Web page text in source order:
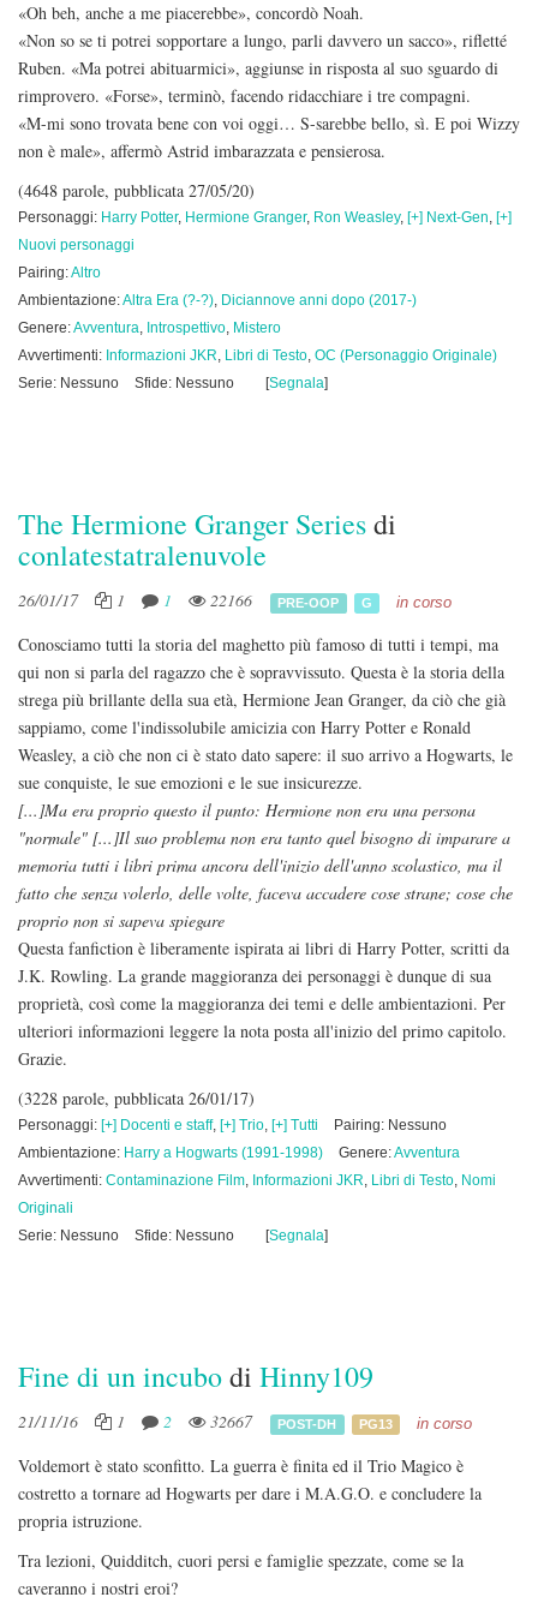
«Oh beh, anche a me piacerebbe», concordò Noah.
«Non so se ti potrei sopportare a lungo, parli davvero un sacco», rifletté
Ruben. «Ma potrei abituarmici», aggiunse in risposta al suo sguardo di
rimprovero. «Forse», terminò, facendo ridacchiare i tre compagni.
«M-mi sono trovata bene con voi oggi… S-sarebbe bello, sì. E poi Wizzy
non è male», affermò Astrid imbarazzata e pensierosa.
(4648 parole, pubblicata 27/05/20)
Personaggi: Harry Potter, Hermione Granger, Ron Weasley, [+] Next-Gen, [+]
Nuovi personaggi
Pairing:Altro
Ambientazione:Altra Era (?-?), Diciannove anni dopo (2017-)
Genere:Avventura, Introspettivo, Mistero
Avvertimenti: Informazioni JKR, Libri di Testo, OC (Personaggio Originale)
Serie: Nessuno
Sfide: Nessuno [Segnala]
The Hermione Granger Seriesdi
conlatestatralenuvole
26/01/17 1 1 22166 PRE-OOP G in corso
Conosciamo tutti la storia del maghetto più famoso di tutti i tempi, ma
qui non si parla del ragazzo che è sopravvissuto. Questa è la storia della
strega più brillante della sua età, Hermione Jean Granger, da ciò che già
sappiamo, come l'indissolubile amicizia con Harry Potter e Ronald
Weasley, a ciò che non ci è stato dato sapere: il suo arrivo a Hogwarts, le
sue conquiste, le sue emozioni e le sue insicurezze.
[...]Ma era proprio questo il punto: Hermione non era una persona
"normale" [...]Il suo problema non era tanto quel bisogno di imparare a
memoria tutti i libri prima ancora dell'inizio dell'anno scolastico, ma il
fatto che senza volerlo, delle volte, faceva accadere cose strane; cose che
proprio non si sapeva spiegare
Questa fanfiction è liberamente ispirata ai libri di Harry Potter, scritti da
J.K. Rowling. La grande maggioranza dei personaggi è dunque di sua
proprietà, così come la maggioranza dei temi e delle ambientazioni. Per
ulteriori informazioni leggere la nota posta all'inizio del primo capitolo.
Grazie.
(3228 parole, pubblicata 26/01/17)
Personaggi: [+] Docenti e staff, [+] Trio, [+] Tutti
Pairing: Nessuno
Ambientazione: Harry a Hogwarts (1991-1998) Genere:Avventura
Avvertimenti: Contaminazione Film, Informazioni JKR, Libri di Testo, Nomi
Originali
Serie: Nessuno
Sfide: Nessuno [Segnala]
Fine di un incubodi Hinny109
21/11/16 1 2 32667 POST-DH PG13 in corso
Voldemort è stato sconfitto. La guerra è finita ed il Trio Magico è
costretto a tornare ad Hogwarts per dare i M.A.G.O. e concludere la
propria istruzione.
Tra lezioni, Quidditch, cuori persi e famiglie spezzate, come se la
caveranno i nostri eroi?